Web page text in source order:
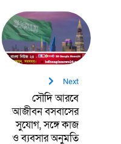
Next
সৌদি আরবে
আজীবন বসবাসের
সুযোগ, সঙ্গে কাজ
ও ব্যবসার অনুমতি‎